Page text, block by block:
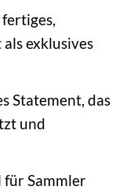
exklusives
Statement, das
und
für Sammler